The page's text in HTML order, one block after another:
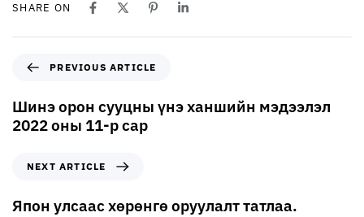
SHARE ON
PREVIOUS ARTICLE
Шинэ орон сууцны үнэ ханшийн мэдээлэл
2022 оны 11-р сар
NEXT ARTICLE
Япон улсаас хөрөнгө оруулалт татлаа.